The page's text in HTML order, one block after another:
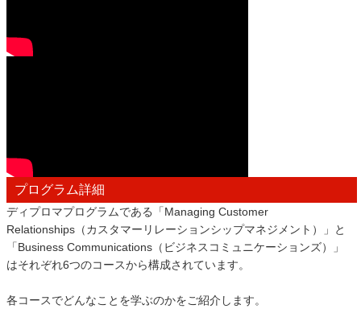
プログラム詳細
ディプロマプログラムである「Managing Customer
Relationships（カスタマーリレーションシップマネジメント）」と
「Business Communications（ビジネスコミュニケーションズ）」
はそれぞれ6つのコースから構成されています。
各コースでどんなことを学ぶのかをご紹介します。